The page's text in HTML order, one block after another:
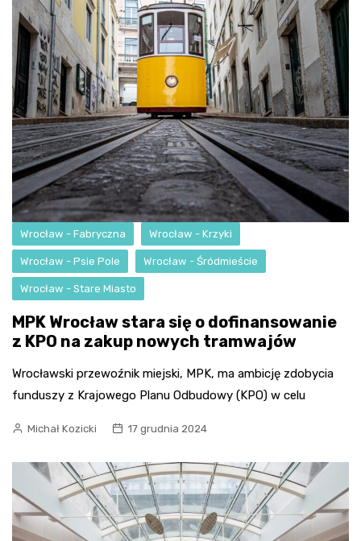
Wrocław - Fabryczna Wrocław - Krzyki
Wrocław - Psie Pole Wrocław - Śródmieście
Wrocław - Stare Miasto
MPK Wrocław stara się o dofinansowanie
z KPO na zakup nowych tramwajów
Wrocławski przewoźnik miejski, MPK, ma ambicję zdobycia
funduszy z Krajowego Planu Odbudowy (KPO) w celu
Michał Kozicki 17 grudnia 2024